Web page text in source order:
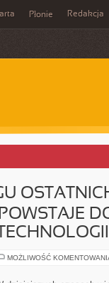
Płonie Redakcja
MOŻLIWOŚĆ